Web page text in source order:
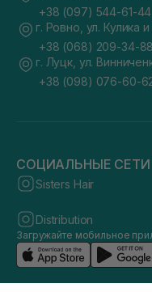
+38 (097) 544-61-44
г. Ровно, ул. Кулика
+38 (068) 209-34-88
г. Луцк, ул.
+38 (098) 076-60-
СОЦИАЛЬНЫЕ СЕТИ
Sisters Hair
Distribution
Загружайте мобильное